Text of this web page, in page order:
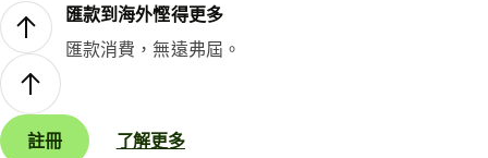
匯款到海外慳得更多
匯款消費，無遠弗屆。
註冊 了解更多